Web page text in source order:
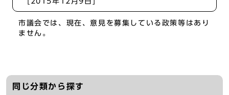
市議会では、現在、意見を募集している政策等はあり
ません。
同じ分類から探す